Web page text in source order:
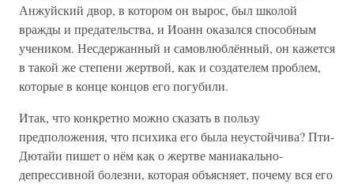
Анжуйский двор, в котором он вырос, был школой
вражды и предательства, и Иоанн оказался способным
учеником. Несдержанный и самовлюблённый, он кажется
в такой же степени жертвой, как и создателем проблем,
которые в конце концов его погубили.
Итак, что конкретно можно сказать в пользу
предположения, что психика его была неустойчива? Пти-
Дютайи пишет о нём как о жертве маниакально-
депрессивной болезни, которая объясняет, почему вся его